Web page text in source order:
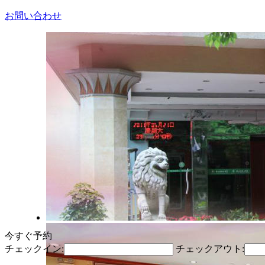
お問い合わせ
今すぐ予約
チェックイン:
チェックアウト: